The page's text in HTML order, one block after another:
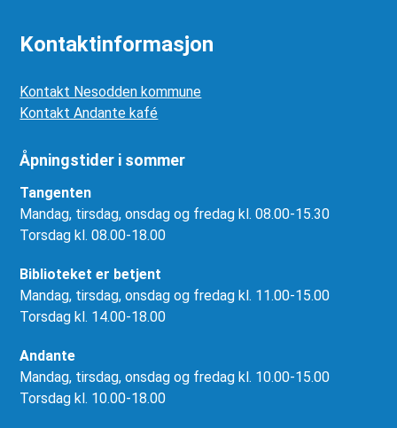
Kontaktinformasjon
Kontakt Nesodden kommune
Kontakt Andante kafé
Åpningstider i sommer
Tangenten
Mandag, tirsdag, onsdag og fredag kl. 08.00-15.30
Torsdag kl. 08.00-18.00
Biblioteket er betjent
Mandag, tirsdag, onsdag og fredag kl. 11.00-15.00
Torsdag kl. 14.00-18.00
Andante
Mandag, tirsdag, onsdag og fredag kl. 10.00-15.00
Torsdag kl. 10.00-18.00